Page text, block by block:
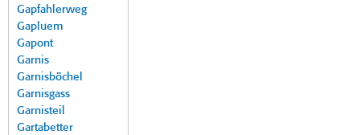
Gapfahlerweg
Gapluem
Gapont
Garnis
Garnisböchel
Garnisgass
Garnisteil
Gartabetter